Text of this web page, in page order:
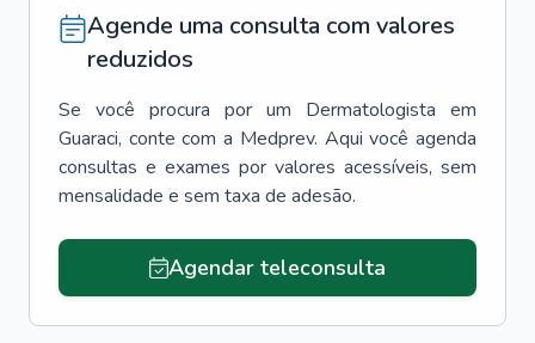
Agende uma consulta com valores
reduzidos
Se você procura por um Dermatologista em
Guaraci, conte com a Medprev. Aqui você agenda
consultas e exames por valores acessíveis, sem
mensalidade e sem taxa de adesão.
Agendar teleconsulta